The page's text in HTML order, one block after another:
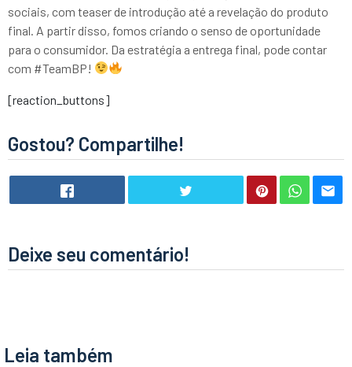
sociais, com teaser de introdução até a revelação do produto
final. A partir disso, fomos criando o senso de oportunidade
para o consumidor. Da estratégia a entrega final, pode contar
com #TeamBP!
[reaction_buttons]
Gostou? Compartilhe!
Deixe seu comentário!
Leia também